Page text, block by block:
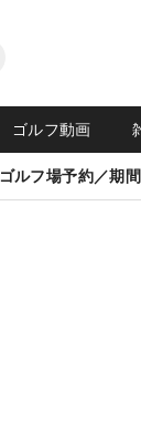
ゴルフ動画
ゴルフ場予約／期